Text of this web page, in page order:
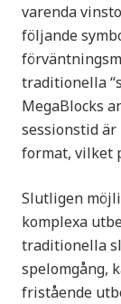
varenda
följande
traditionella
MegaBlocks
sessionstid är
format, vilket
Slutligen
komplexa
traditionella
spelomgång,
fristående